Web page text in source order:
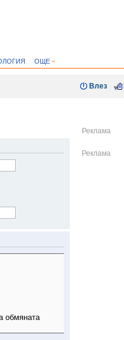
ОЩЕ
Влез